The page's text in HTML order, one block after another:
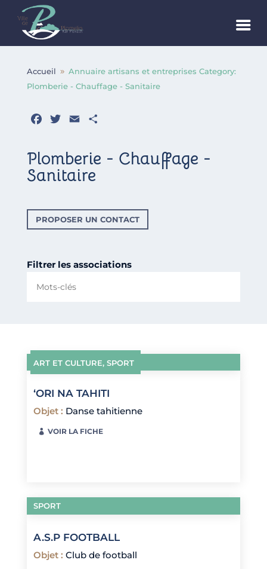
Accueil 9 Annuaire artisans et entreprises Category:
Plomberie - Chauffage - Sanitaire
Facebook
TwitterEmail
Plomberie - Chauffage -
Sanitaire
PROPOSER UN CONTACT
Filtrer les associations
ART ET CULTURE, SPORT
‘ORI NA TAHITI
Objet : Danse tahitienne
VOIR LA FICHE
SPORT
A.S.P FOOTBALL
Objet : Club de football